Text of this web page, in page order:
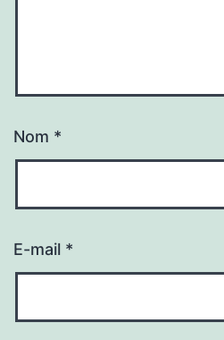
Nom *
E-mail *